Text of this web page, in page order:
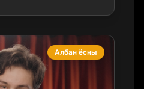
Албан ёсны